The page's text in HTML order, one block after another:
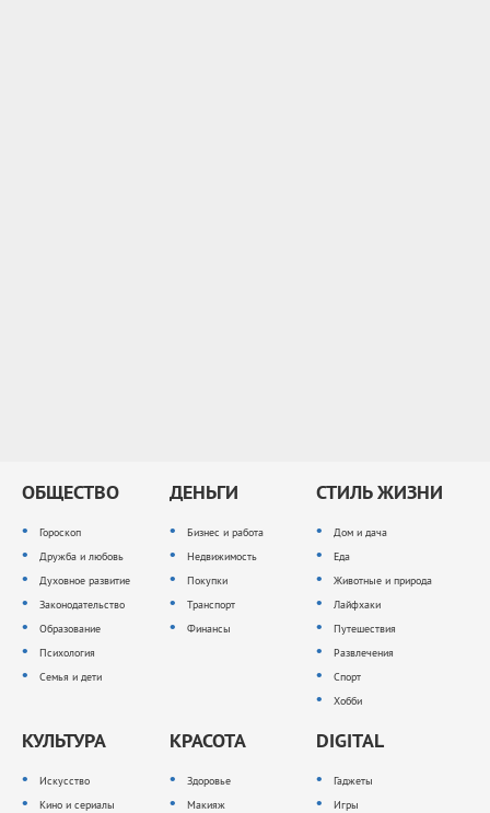
ОБЩЕСТВО
Гороскоп
Дружба и любовь
Духовное развитие
Законодательство
Образование
Психология
Семья и дети
ДЕНЬГИ
Бизнес и работа
Недвижимость
Покупки
Транспорт
Финансы
СТИЛЬ ЖИЗНИ
Дом и дача
Еда
Животные и природа
Лайфхаки
Путешествия
Развлечения
Спорт
Хобби
КУЛЬТУРА
Искусство
Кино и сериалы
КРАСОТА
Здоровье
Макияж
DIGITAL
Гаджеты
Игры